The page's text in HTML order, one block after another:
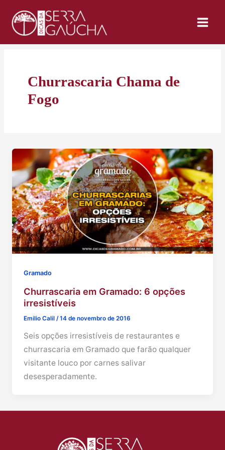
para
conteúdo
Churrascaria Chama de
Fogo
Gramado
Churrascaria em Gramado: 6 opções
irresistíveis
Emilio Calil/14 de novembro de 2016
Seis opções irresistíveis de restaurantes e
churrascaria em Gramado que farão qualquer
visitante louco por carnes salivar
desesperadamente.